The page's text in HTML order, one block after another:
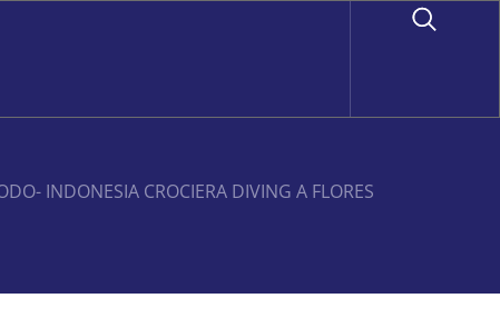
INDONESIA CROCIERA DIVING A FLORES